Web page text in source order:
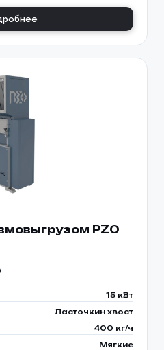
PZO
15 кВт
Ласточкин хвост
400 кг/ч
Мягкие